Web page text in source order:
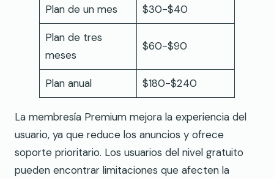
Plan de un mes $30-$40
Plan de tres
meses
$60-$90
Plan anual $180-$240
La membresía Premium mejora la experiencia del
usuario, ya que reduce los anuncios y ofrece
soporte prioritario. Los usuarios del nivel gratuito
pueden encontrar limitaciones que afecten la